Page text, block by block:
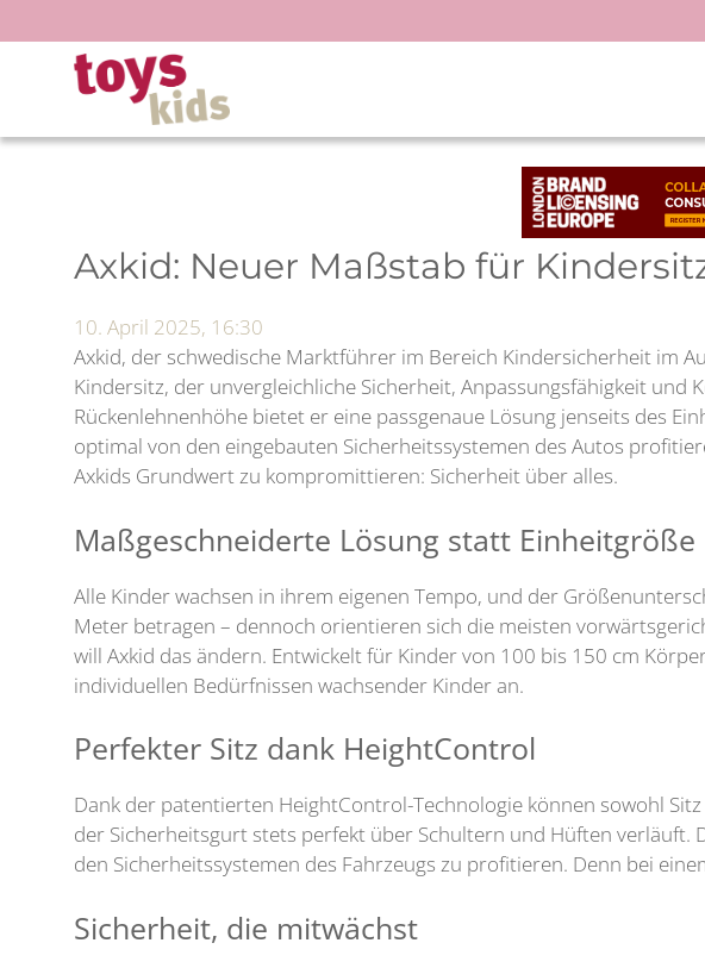
Inhalt
springen
Axkid: Neuer Maßstab für
10. April 2025, 16:30
Axkid, der schwedische Marktführer im Bereich Kindersicherheit im
Kindersitz, der unvergleichliche Sicherheit, Anpassungsfähigkeit
Rückenlehnenhöhe bietet er eine passgenaue Lösung jenseits des
optimal von den eingebauten Sicherheitssystemen des Autos
Axkids Grundwert zu kompromittieren: Sicherheit über alles.
Maßgeschneiderte Lösung statt Einheitgröße
Alle Kinder wachsen in ihrem eigenen Tempo, und der
Meter betragen – dennoch orientieren sich die meisten
will Axkid das ändern. Entwickelt für Kinder von 100 bis 150 cm
individuellen Bedürfnissen wachsender Kinder an.
Perfekter Sitz dank HeightControl
Dank der patentierten HeightControl-Technologie können sowohl
der Sicherheitsgurt stets perfekt über Schultern und Hüften verläuft.
den Sicherheitssystemen des Fahrzeugs zu profitieren. Denn bei
Sicherheit, die mitwächst